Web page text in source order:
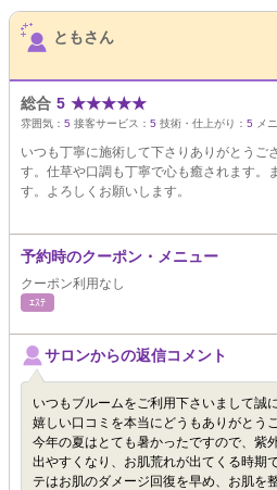
サロンPick Up
ともさん
総合 5 ★★★★★
雰囲気： 5 接客サービス： 5 技術・仕上がり： 5 メ
いつも丁寧に施術して下さりありがとうご
す。仕草や口調も丁寧で心も癒されます。
す。よろしくお願いします。
予約時のクーポン・メニュー
クーポン利用なし
ｴｽﾃ
サロンからの返信コメント
いつもブルームをご利用下さいまして誠
嬉しい口コミを本当にどうもありがとう
今年の夏はとても暑かったですので、紫
出やすくなり、お肌荒れが出てくる時期
テはお肌のダメージ回復を早め、お肌を